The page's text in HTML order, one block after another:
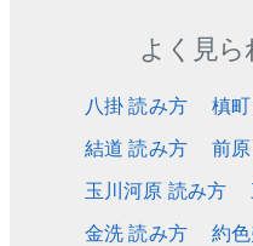
よく見
八掛 読み方 槙
結道 読み方
前
玉川河原 読み方
金洗 読み方
約